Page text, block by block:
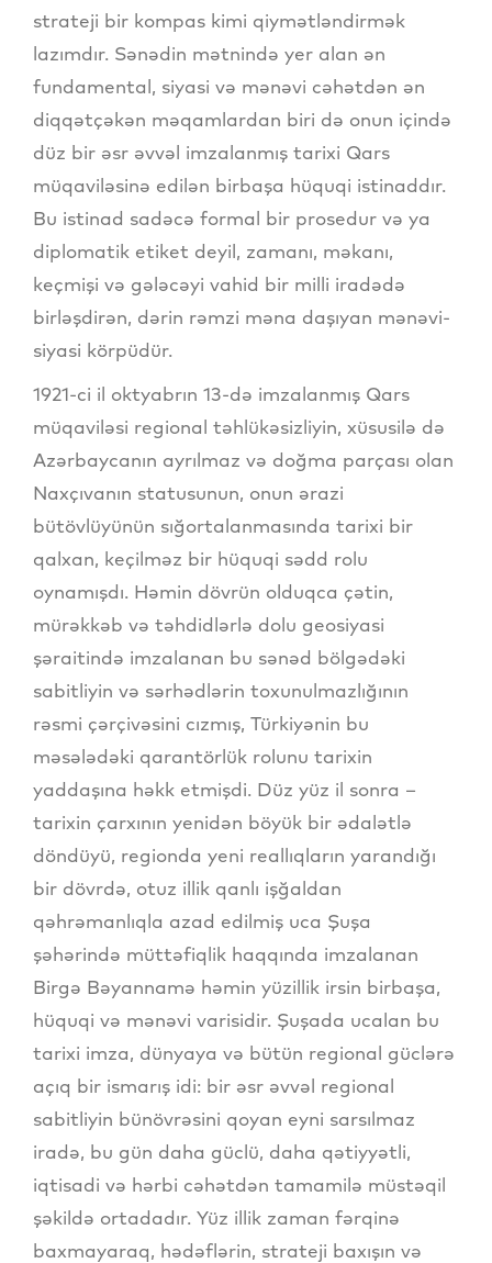
strateji bir kompas kimi qiymətləndirmək
lazımdır. Sənədin mətnində yer alan ən
fundamental, siyasi və mənəvi cəhətdən ən
diqqətçəkən məqamlardan biri də onun içində
düz bir əsr əvvəl imzalanmış tarixi Qars
müqaviləsinə edilən birbaşa hüquqi istinaddır.
Bu istinad sadəcə formal bir prosedur və ya
diplomatik etiket deyil, zamanı, məkanı,
keçmişi və gələcəyi vahid bir milli iradədə
birləşdirən, dərin rəmzi məna daşıyan mənəvi-
siyasi körpüdür.
​1921-ci il oktyabrın 13-də imzalanmış Qars
müqaviləsi regional təhlükəsizliyin, xüsusilə də
Azərbaycanın ayrılmaz və doğma parçası olan
Naxçıvanın statusunun, onun ərazi
bütövlüyünün sığortalanmasında tarixi bir
qalxan, keçilməz bir hüquqi sədd rolu
oynamışdı. Həmin dövrün olduqca çətin,
mürəkkəb və təhdidlərlə dolu geosiyasi
şəraitində imzalanan bu sənəd bölgədəki
sabitliyin və sərhədlərin toxunulmazlığının
rəsmi çərçivəsini cızmış, Türkiyənin bu
məsələdəki qarantörlük rolunu tarixin
yaddaşına həkk etmişdi. Düz yüz il sonra –
tarixin çarxının yenidən böyük bir ədalətlə
döndüyü, regionda yeni reallıqların yarandığı
bir dövrdə, otuz illik qanlı işğaldan
qəhrəmanlıqla azad edilmiş uca Şuşa
şəhərində müttəfiqlik haqqında imzalanan
Birgə Bəyannamə həmin yüzillik irsin birbaşa,
hüquqi və mənəvi varisidir. Şuşada ucalan bu
tarixi imza, dünyaya və bütün regional güclərə
açıq bir ismarış idi: bir əsr əvvəl regional
sabitliyin bünövrəsini qoyan eyni sarsılmaz
iradə, bu gün daha güclü, daha qətiyyətli,
iqtisadi və hərbi cəhətdən tamamilə müstəqil
şəkildə ortadadır. Yüz illik zaman fərqinə
baxmayaraq, hədəflərin, strateji baxışın və